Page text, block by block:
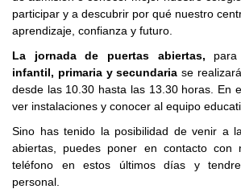
participar y a descubrir por qué nuestro
aprendizaje, confianza y futuro.
La jornada de puertas abiertas,
infantil, primaria y secundaria se
desde las 10.30 hasta las 13.30 horas. En
ver instalaciones y conocer al equipo
Sino has tenido la posibilidad de venir a
abiertas, puedes poner en contacto con
teléfono en estos últimos días y
personal.